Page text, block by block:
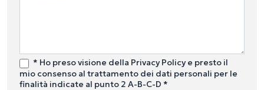
* Ho preso visione della Privacy Policy e presto il
mio consenso al trattamento dei dati personali per le
finalità indicate al punto 2 A-B-C-D *